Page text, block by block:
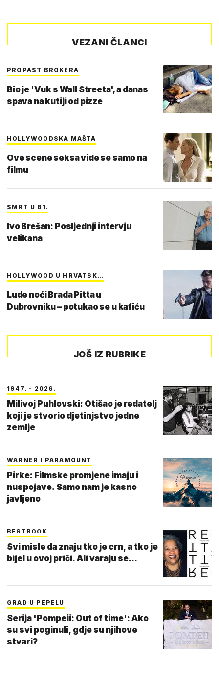
VEZANI ČLANCI
PROPAST BROKERA
Bio je 'Vuk s Wall Streeta', a danas
spava na kutiji od pizze
HOLLYWOODSKA MAŠTA
Ove scene seksa vide se samo na
filmu
SMRT U 81.
Ivo Brešan: Posljednji intervju
velikana
HOLLYWOOD U HRVATSK…
Lude noći Brada Pitta u
Dubrovniku – potukao se u kafiću
JOŠ IZ RUBRIKE
1947. - 2026.
Milivoj Puhlovski: Otišao je redatelj
koji je stvorio djetinjstvo jedne
zemlje
WARNER I PARAMOUNT
Pirke: Filmske promjene imaju i
nuspojave. Samo nam je kasno
javljeno
BESTBOOK
Svi misle da znaju tko je crn, a tko je
bijel u ovoj priči. Ali varaju se...
GRAD U PEPELU
Serija 'Pompeii: Out of time': Ako
su svi poginuli, gdje su njihove
stvari?